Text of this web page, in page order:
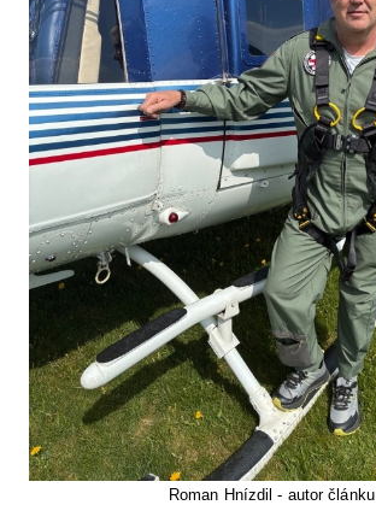
Roman Hnízdil - autor článku